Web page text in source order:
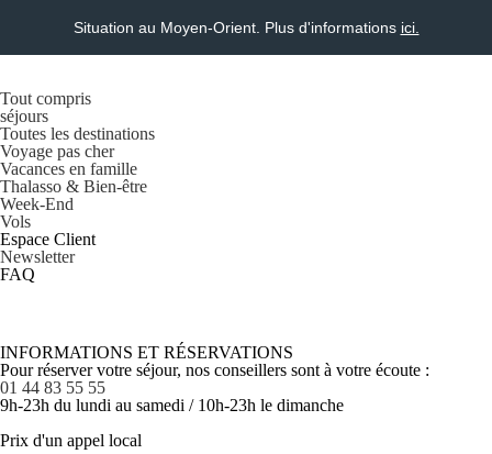
Situation au Moyen-Orient. Plus d'informations ici.
Tout compris
séjours
Toutes les destinations
Voyage pas cher
Vacances en famille
Thalasso & Bien-être
Week-End
Vols
Espace Client
Newsletter
FAQ
INFORMATIONS ET RÉSERVATIONS
Pour réserver votre séjour, nos conseillers sont à votre écoute :
01 44 83 55 55
9h-23h du lundi au samedi / 10h-23h le dimanche
Prix d'un appel local